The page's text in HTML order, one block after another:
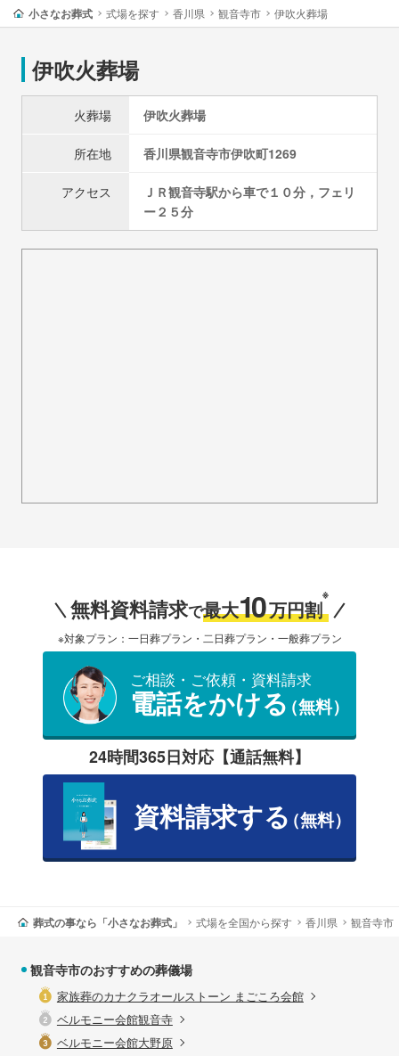
小さなお葬式 式場を探す 香川県 観音寺市 伊吹火葬場
伊吹火葬場
火葬場 伊吹火葬場
所在地 香川県観音寺市伊吹町1269
アクセス
ＪＲ観音寺駅から車で１０分，フェリ
ー２５分
無料資料請求で最大10万円割
※
※対象プラン：一日葬プラン・二日葬プラン・一般葬プラン
ご相談・ご依頼・資料請求
電話をかける（無料）
24時間365日対応【通話無料】
資料請求する（無料）
葬式の事なら「小さなお葬式」 式場を全国から探す 香川県 観音寺市
観音寺市のおすすめの葬儀場
家族葬のカナクラオールストーン まごころ会館
ベルモニー会館観音寺
ベルモニー会館大野原